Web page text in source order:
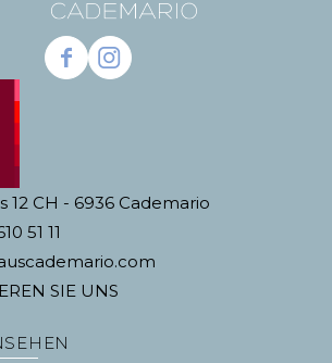
12 CH - 6936 Cademario
51 11
SIE UNS